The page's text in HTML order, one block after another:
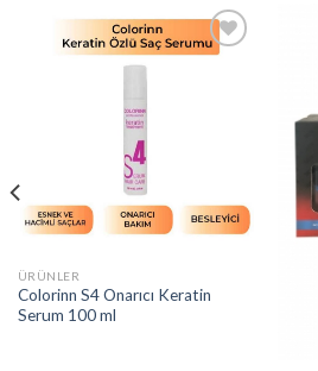
ÜRÜNLER
Colorinn S4 Onarıcı Keratin
Serum 100 ml